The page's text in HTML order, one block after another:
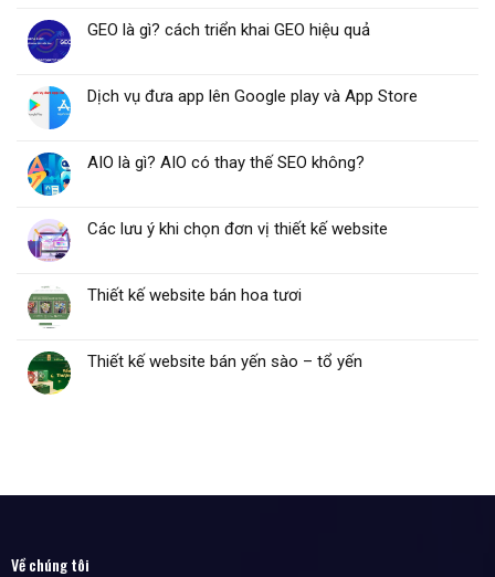
GEO là gì? cách triển khai GEO hiệu quả
Dịch vụ đưa app lên Google play và App Store
AIO là gì? AIO có thay thế SEO không?
Các lưu ý khi chọn đơn vị thiết kế website
Thiết kế website bán hoa tươi
Thiết kế website bán yến sào – tổ yến
Về chúng tôi